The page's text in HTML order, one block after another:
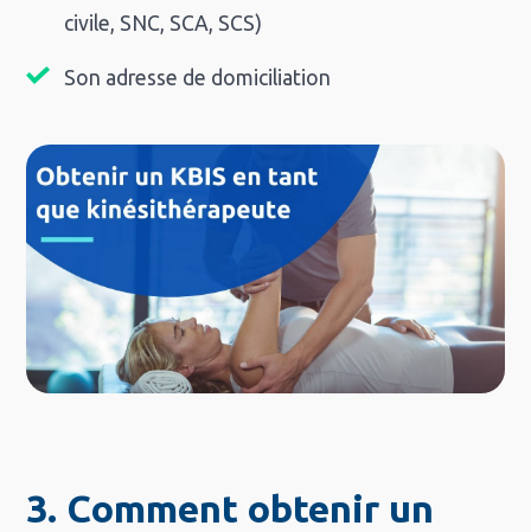
civile, SNC, SCA, SCS)
Son adresse de domiciliation
3. Comment obtenir un